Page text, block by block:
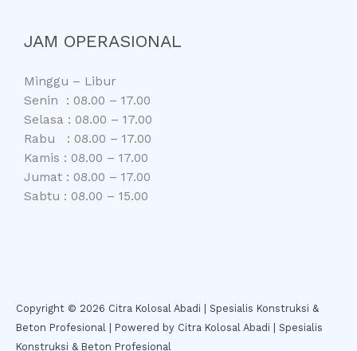
JAM OPERASIONAL
Minggu – Libur
Senin : 08.00 – 17.00
Selasa : 08.00 – 17.00
Rabu : 08.00 – 17.00
Kamis : 08.00 – 17.00
Jumat : 08.00 – 17.00
Sabtu : 08.00 – 15.00
Copyright © 2026 Citra Kolosal Abadi | Spesialis Konstruksi &
Beton Profesional | Powered by Citra Kolosal Abadi | Spesialis
Konstruksi & Beton Profesional